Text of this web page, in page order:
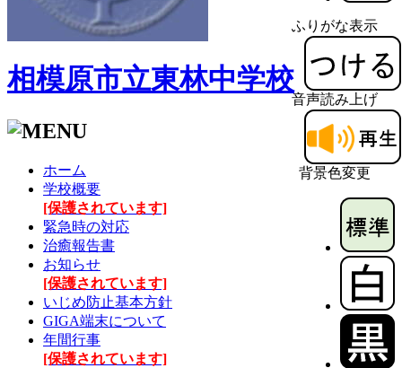
ふりがな表示
音声読み上げ
背景色変更
相模原市立東林中学校
ホーム
学校概要
[保護されています]
緊急時の対応
治癒報告書
お知らせ
[保護されています]
いじめ防止基本方針
GIGA端末について
年間行事
[保護されています]